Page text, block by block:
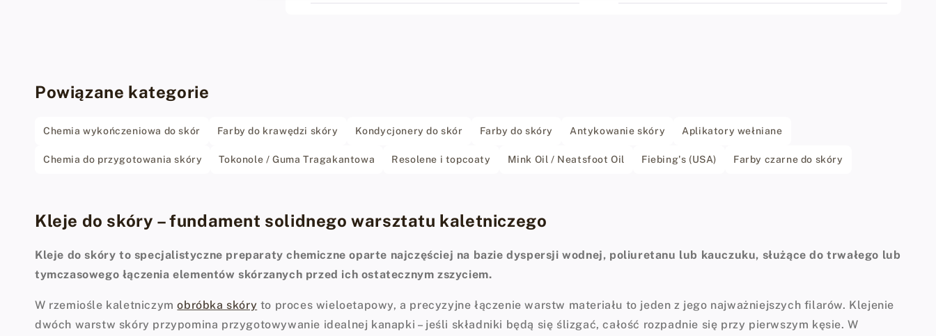
Powiązane kategorie
Chemia wykończeniowa do skór Farby do krawędzi skóry Kondycjonery do skór Farby do skóry Antykowanie skóry Aplikatory wełniane
Chemia do przygotowania skóry Tokonole / Guma Tragakantowa Resolene i topcoaty Mink Oil / Neatsfoot Oil Fiebing's (USA) Farby czarne do skóry
Kleje do skóry – fundament solidnego warsztatu kaletniczego
Kleje do skóry to specjalistyczne preparaty chemiczne oparte najczęściej na bazie dyspersji wodnej, poliuretanu lub kauczuku, służące do trwałego lub
tymczasowego łączenia elementów skórzanych przed ich ostatecznym zszyciem.
W rzemiośle kaletniczymobróbka skóry to proces wieloetapowy, a precyzyjne łączenie warstw materiału to jeden z jego najważniejszych filarów. Klejenie
dwóch warstw skóry przypomina przygotowywanie idealnej kanapki – jeśli składniki będą się ślizgać, całość rozpadnie się przy pierwszym kęsie. W